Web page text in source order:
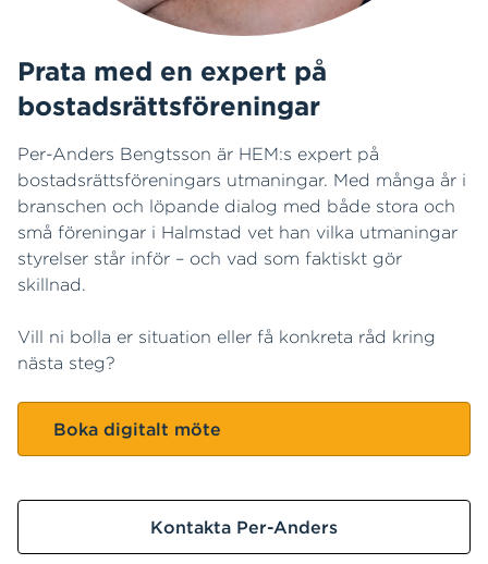
Prata med en expert på
bostadsrättsföreningar
Per-Anders Bengtsson är HEM:s expert på
bostadsrättsföreningars utmaningar. Med många år i
branschen och löpande dialog med både stora och
små föreningar i Halmstad vet han vilka utmaningar
styrelser står inför – och vad som faktiskt gör
skillnad.
Vill ni bolla er situation eller få konkreta råd kring
nästa steg?
Boka digitalt möte
Kontakta Per-Anders